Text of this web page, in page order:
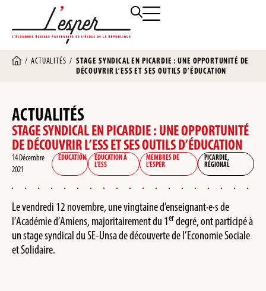
/ACTUALITÉS / STAGE SYNDICAL EN PICARDIE : UNE OPPORTUNITÉ DE
DÉCOUVRIR L’ESS ET SES OUTILS D’ÉDUCATION
ACTUALITÉS
STAGE SYNDICAL EN PICARDIE : UNE OPPORTUNITÉ
DE DÉCOUVRIR L’ESS ET SES OUTILS D’ÉDUCATION
14 Décembre
2021
ÉDUCATION
ÉDUCATION À
L’ESS
MEMBRES DE
L’ESPER
PICARDIE,
RÉGIONAL
Le vendredi 12 novembre, une vingtaine d’enseignant·e·s de
l’Académie d’Amiens, majoritairement du 1erdegré, ont participé à
un stage syndical du SE-Unsa de découverte de l’Economie Sociale
et Solidaire.